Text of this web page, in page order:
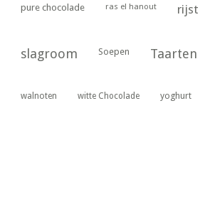
pure chocolade ras el hanout rijst
slagroom Soepen Taarten
walnoten witte Chocolade yoghurt